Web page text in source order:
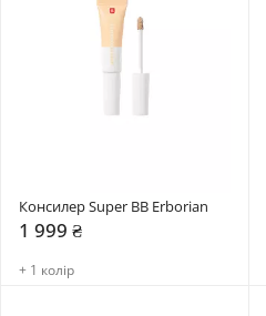
Консилер Super BB Erborian
1 999 ₴
+ 1 колір